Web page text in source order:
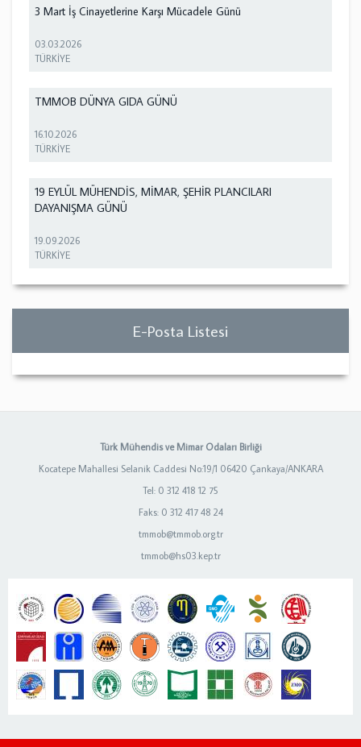
3 Mart İş Cinayetlerine Karşı Mücadele Günü
03.03.2026
TÜRKİYE
TMMOB DÜNYA GIDA GÜNÜ
16.10.2026
TÜRKİYE
19 EYLÜL MÜHENDİS, MİMAR, ŞEHİR PLANCILARI
DAYANIŞMA GÜNÜ
19.09.2026
TÜRKİYE
E-Posta Listesi
Türk Mühendis ve Mimar Odaları Birliği
Kocatepe Mahallesi Selanik Caddesi No:19/1 06420 Çankaya/ANKARA
Tel: 0 312 418 12 75
Faks: 0 312 417 48 24
tmmob@tmmob.org.tr
tmmob@hs03.kep.tr